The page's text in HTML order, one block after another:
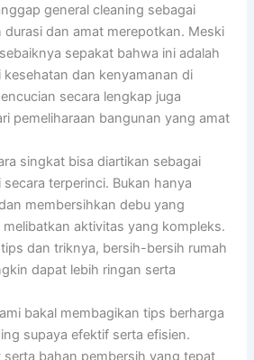
general cleaning sebagai
durasi dan amat merepotkan. Meski
sepakat bahwa ini adalah
kesehatan dan kenyamanan di
secara lengkap juga
pemeliharaan bangunan yang amat
singkat bisa diartikan sebagai
terperinci. Bukan hanya
membersihkan debu yang
aktivitas yang kompleks.
dan triknya, bersih-bersih rumah
dapat lebih ringan serta
bakal membagikan tips berharga
supaya efektif serta efisien.
serta bahan pembersih yang tepat